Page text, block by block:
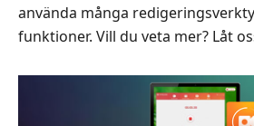
använda många
funktioner. Vill du veta mer? Låt